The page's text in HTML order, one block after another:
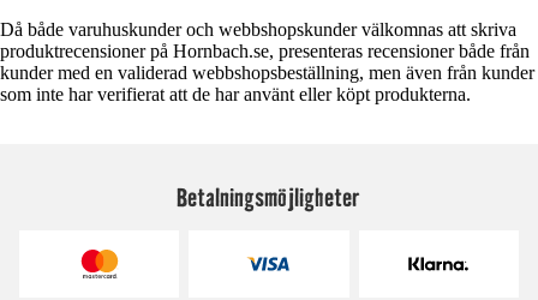
Då både varuhuskunder och webbshopskunder välkomnas att skriva
produktrecensioner på Hornbach.se, presenteras recensioner både från
kunder med en validerad webbshopsbeställning, men även från kunder
som inte har verifierat att de har använt eller köpt produkterna.
Betalningsmöjligheter